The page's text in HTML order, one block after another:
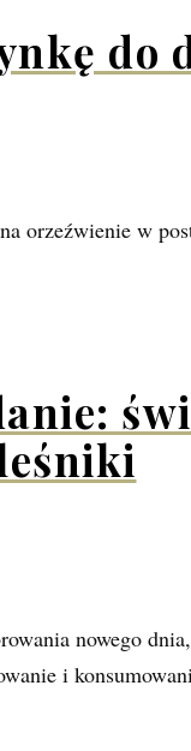
do
orzeźwienie w
nowego
i